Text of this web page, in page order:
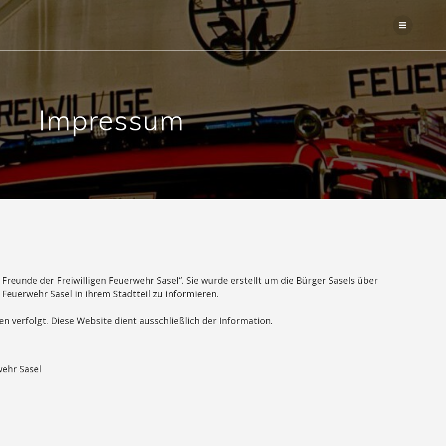
Impressum
der Freiwilligen Feuerwehr Sasel“. Sie wurde erstellt um die Bürger Sasels über
Sasel in ihrem Stadtteil zu informieren.
verfolgt. Diese Website dient ausschließlich der Information.
Sasel